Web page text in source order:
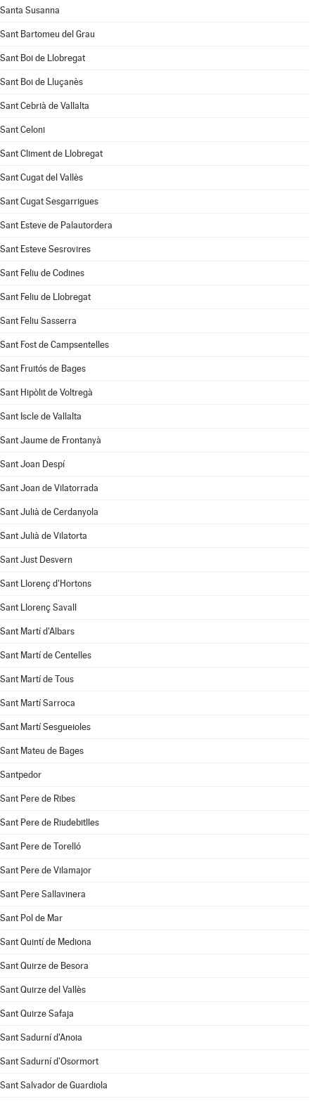
Santa Susanna
Sant Bartomeu del Grau
Sant Boi de Llobregat
Sant Boi de Lluçanès
Sant Cebrià de Vallalta
Sant Celoni
Sant Climent de Llobregat
Sant Cugat del Vallès
Sant Cugat Sesgarrigues
Sant Esteve de Palautordera
Sant Esteve Sesrovires
Sant Feliu de Codines
Sant Feliu de Llobregat
Sant Feliu Sasserra
Sant Fost de Campsentelles
Sant Fruitós de Bages
Sant Hipòlit de Voltregà
Sant Iscle de Vallalta
Sant Jaume de Frontanyà
Sant Joan Despí
Sant Joan de Vilatorrada
Sant Julià de Cerdanyola
Sant Julià de Vilatorta
Sant Just Desvern
Sant Llorenç d'Hortons
Sant Llorenç Savall
Sant Martí d'Albars
Sant Martí de Centelles
Sant Martí de Tous
Sant Martí Sarroca
Sant Martí Sesgueioles
Sant Mateu de Bages
Santpedor
Sant Pere de Ribes
Sant Pere de Riudebitlles
Sant Pere de Torelló
Sant Pere de Vilamajor
Sant Pere Sallavinera
Sant Pol de Mar
Sant Quintí de Mediona
Sant Quirze de Besora
Sant Quirze del Vallès
Sant Quirze Safaja
Sant Sadurní d'Anoia
Sant Sadurní d'Osormort
Sant Salvador de Guardiola